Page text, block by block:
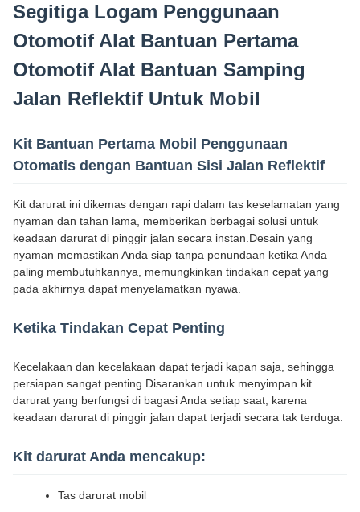
Segitiga Logam Penggunaan
Otomotif Alat Bantuan Pertama
Otomotif Alat Bantuan Samping
Jalan Reflektif Untuk Mobil
Kit Bantuan Pertama Mobil Penggunaan
Otomatis dengan Bantuan Sisi Jalan Reflektif
Kit darurat ini dikemas dengan rapi dalam tas keselamatan yang
nyaman dan tahan lama, memberikan berbagai solusi untuk
keadaan darurat di pinggir jalan secara instan.Desain yang
nyaman memastikan Anda siap tanpa penundaan ketika Anda
paling membutuhkannya, memungkinkan tindakan cepat yang
pada akhirnya dapat menyelamatkan nyawa.
Ketika Tindakan Cepat Penting
Kecelakaan dan kecelakaan dapat terjadi kapan saja, sehingga
persiapan sangat penting.Disarankan untuk menyimpan kit
darurat yang berfungsi di bagasi Anda setiap saat, karena
keadaan darurat di pinggir jalan dapat terjadi secara tak terduga.
Kit darurat Anda mencakup:
Tas darurat mobil